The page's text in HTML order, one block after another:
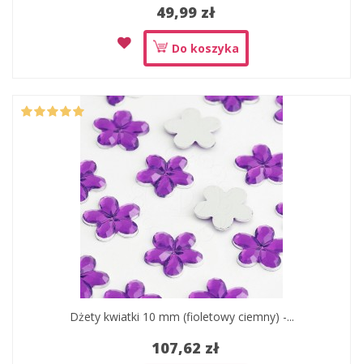
49,99 zł
Do koszyka
Dżety kwiatki 10 mm (fioletowy ciemny) -...
107,62 zł